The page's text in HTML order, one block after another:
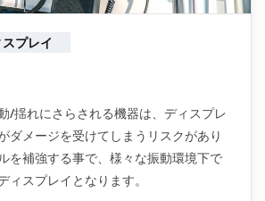
プレイ
/揺れにさらされる機器は、ディスプレ
ダメージを受けてしまうリスクがあり
を補強する事で、様々な振動環境下で
ィスプレイとなります。